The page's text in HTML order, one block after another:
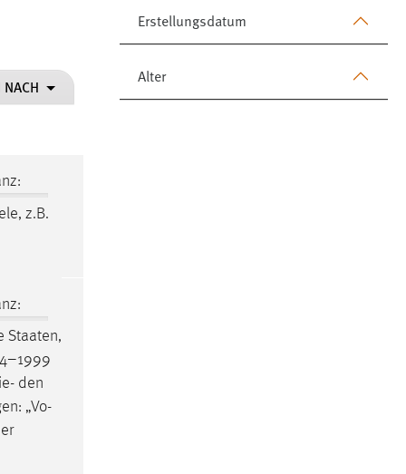
Erstellungsdatum
Alter
NACH
z.B.
Staaten,
den
„Vo-